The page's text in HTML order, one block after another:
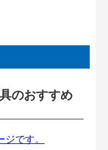
のおすすめ